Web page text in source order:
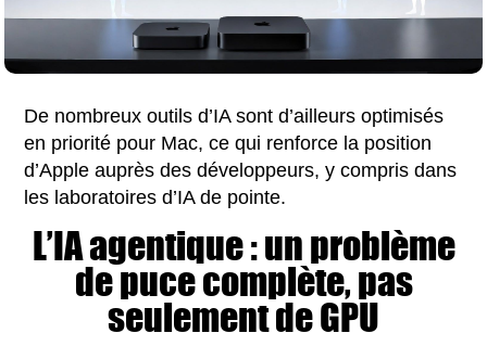
De nombreux outils d’IA sont d’ailleurs optimisés
en priorité pour Mac, ce qui renforce la position
d’Apple auprès des développeurs, y compris dans
les laboratoires d’IA de pointe.
L’IA agentique : un problème
de puce complète, pas
seulement de GPU